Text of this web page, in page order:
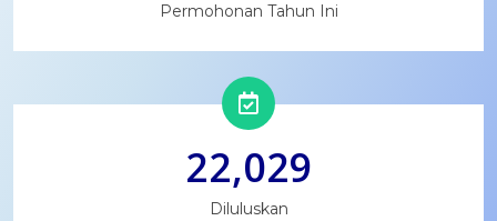
Permohonan Tahun Ini
22,029
Diluluskan